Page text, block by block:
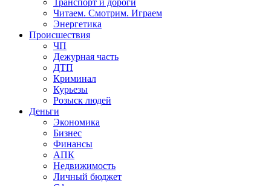
Транспорт и дороги
Читаем. Смотрим. Играем
Энергетика
Происшествия
ЧП
Дежурная часть
ДТП
Криминал
Курьезы
Розыск людей
Деньги
Экономика
Бизнес
Финансы
АПК
Недвижимость
Личный бюджет